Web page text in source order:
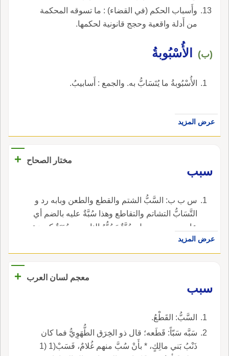
وأَسباب الحكم (في القضاء) : ما تسوقه المحكمة
من أَدلة واقعية وحجج قانونية لحكمها.
(ب) الأُسْبُوبةُ
الأُسْبُوبةُ ما يُتَسَابُّ به. والجمع : أَسابيبُ.
عرض المزيد
مختار الصحاح
+
سبب
س ب ب: السَّبُّ الشتم والقطع والطعن وبابه رد و
التَّسَابُّ التشاتم والتقاطع وهذا سُبَّةٌ عليه بالضم أي
عار يسب به ورجل سُبَّةٌ يَسُبُّهُ الناس و سُبَبَةٌ كهمزة
يسب الناس و السَّبَبُ الحبل وكل شيء يتوصل به
إلى غيره و أسْبَابُ السماء نواحيها.
عرض المزيد
معجم لسان العرب
+
سبب
السَّبُّ: القَطْعُ.
سَبَّه سَبّاً: قَطَعه؛ قال ذو الخِرَق الطُّهَوِيُّ فما كان
ذَنْبُ بَني مالِكٍ، * بأَنْ سُبَّ منهم غُلامٌ، فَسَبْ(1 (1